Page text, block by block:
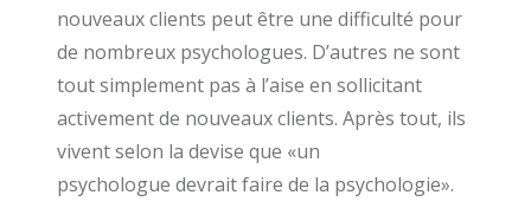
nouveaux clients peut être une difficulté pour
de nombreux psychologues. D’autres ne sont
tout simplement pas à l’aise en sollicitant
activement de nouveaux clients. Après tout, ils
vivent selon la devise que «un
psychologue devrait faire de la psychologie».